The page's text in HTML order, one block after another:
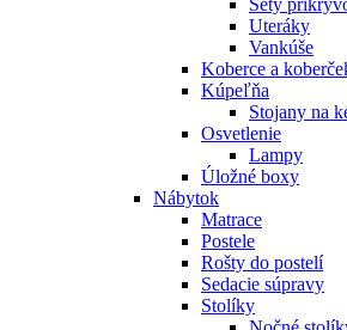
Uteráky
Vankúše
Koberce a
Kúpeľňa
Stojany na
Osvetlenie
Lampy
Úložné boxy
Nábytok
Matrace
Postele
Rošty do postelí
Sedacie súpravy
Stolíky